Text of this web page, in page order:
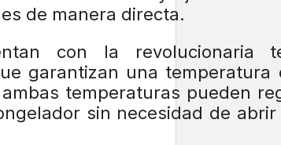
de manera directa.
con la revolucionaria
garantizan una
temperaturas pueden
sin necesidad de